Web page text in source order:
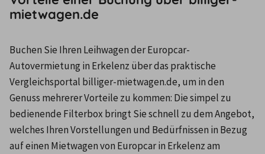
mietwagen.de
Buchen Sie Ihren Leihwagen der Europcar-
Autovermietung in Erkelenz über das praktische
Vergleichsportal billiger-mietwagen.de, um in den
Genuss mehrerer Vorteile zu kommen: Die simpel zu
bedienende Filterbox bringt Sie schnell zu dem Angebot,
welches Ihren Vorstellungen und Bedürfnissen in Bezug
auf einen Mietwagen von Europcar in Erkelenz am